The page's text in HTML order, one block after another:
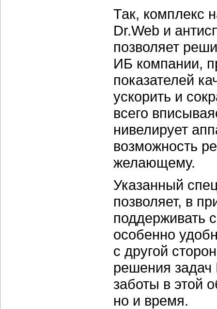
Так, комплекс
Dr.Web и
позволяет
ИБ компании,
показателей
ускорить и
всего
нивелирует
возможность
желающему.
Указанный
позволяет, в
поддерживать
особенно
с другой
решения
заботы в этой
но и время.